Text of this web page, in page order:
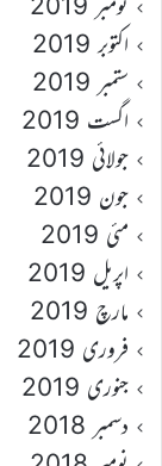
اکتوبر 2019
ستمبر 2019
اگست 2019
جولائی 2019
جون 2019
مئی 2019
اپریل 2019
مارچ 2019
فروری 2019
جنوری 2019
دسمبر 2018